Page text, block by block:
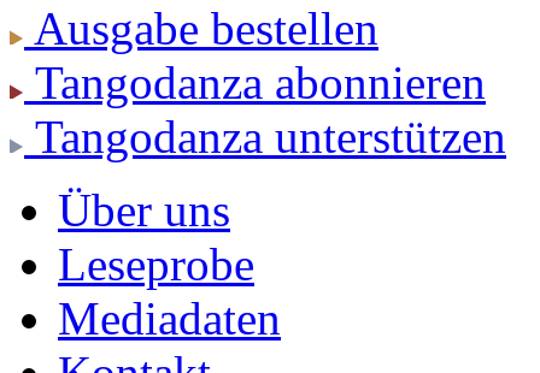
Ausgabe bestellen
Tangodanza abonnieren
Tangodanza unterstützen
Über uns
Leseprobe
Mediadaten